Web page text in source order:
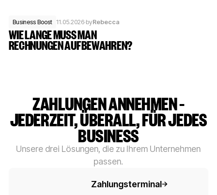
Business Boost 11.05.2026·byRebecca
WIE LANGE MUSS MAN
RECHNUNGEN AUFBEWAHREN?
ZAHLUNGEN ANNEHMEN –
JEDERZEIT, ÜBERALL, FÜR JEDES
BUSINESS
Unsere drei Lösungen, die zu Ihrem Unternehmen
passen.
Zahlungsterminal